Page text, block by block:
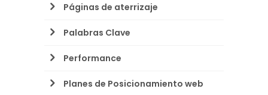
Páginas de aterrizaje
Palabras Clave
Performance
Planes de Posicionamiento web